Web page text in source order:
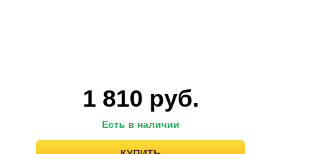
1 810 руб.
Есть в наличии